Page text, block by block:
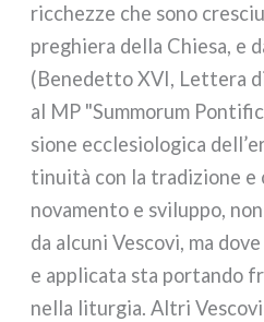
ric­chez­ze che sono
pre­ghie­ra del­la Chiesa, e
(Benedetto XVI, Lettera
al MP "Summorum
sio­ne eccle­sio­lo­gi­ca
ti­nui­tà con la tra­di­zio­ne
no­va­men­to e svi­lup­po,
da alcu­ni Vescovi, ma
e appli­ca­ta sta por­tan­do
nel­la litur­gia. Altri